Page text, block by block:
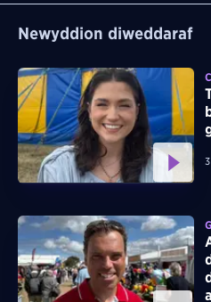
Newyddion diweddaraf